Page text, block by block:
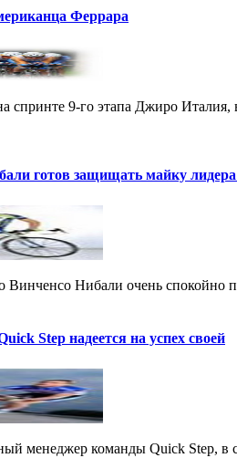
Феррара
спринте 9-го этапа Джиро
готов защищать майку
Винченсо Нибали очень спокойно
Step надеется на успех своей
менеджер команды Quick Step, в